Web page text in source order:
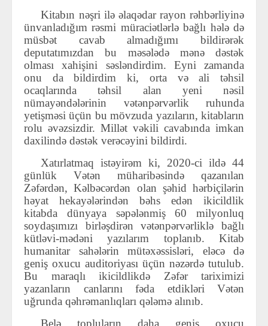
Kitabın nəşri ilə əlaqədar rayon rəhbərliyinə
ünvanladığım rəsmi müraciətlərlə bağlı hələ də
müsbət cavab almadığımı bildirərək
deputatımızdan bu məsələdə mənə dəstək
olması xahişini səsləndirdim. Eyni zamanda
onu da bildirdim ki, orta və ali təhsil
ocaqlarında təhsil alan yeni nəsil
nümayəndələrinin vətənpərvərlik ruhunda
yetişməsi üçün bu mövzuda yazıların, kitabların
rolu əvəzsizdir. Millət vəkili cavabında imkan
daxilində dəstək verəcəyini bildirdi.
Xatırlatmaq istəyirəm ki, 2020-ci ildə 44
günlük Vətən müharibəsində qazanılan
Zəfərdən, Kəlbəcərdən olan şəhid hərbiçilərin
həyat hekayələrindən bəhs edən ikicildlik
kitabda dünyaya səpələnmiş 60 milyonluq
soydaşımızı birləşdirən vətənpərvərliklə bağlı
kütləvi-mədəni yazılarım toplanıb. Kitab
humanitar sahələrin mütəxəssisləri, eləcə də
geniş oxucu auditoriyası üçün nəzərdə tutulub.
Bu maraqlı ikicildlikdə Zəfər tariximizi
yazanların canlarını fəda etdikləri Vətən
uğrunda qəhrəmanlıqları qələmə alınıb.
Belə topluların daha geniş oxucu